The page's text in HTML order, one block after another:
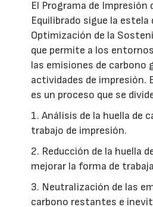
El Programa de Impresión
Equilibrado sigue la estela
Optimización de la
que permite a los
las emisiones de carbono
actividades de impresión.
es un proceso que se
1. Análisis de la huella de
trabajo de impresión.
2. Reducción de la huella
mejorar la forma de
3. Neutralización de las
carbono restantes e